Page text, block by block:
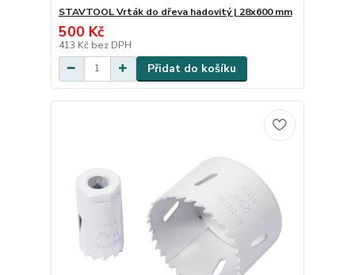
STAVTOOL Vrták do dřeva hadovitý | 28x600 mm
500 Kč
413 Kč bez DPH
Přidat do košíku